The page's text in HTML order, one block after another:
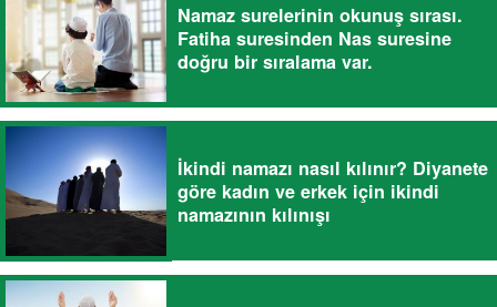
Namaz surelerinin okunuş sırası.
Fatiha suresinden Nas suresine
doğru bir sıralama var.
İkindi namazı nasıl kılınır? Diyanete
göre kadın ve erkek için ikindi
namazının kılınışı